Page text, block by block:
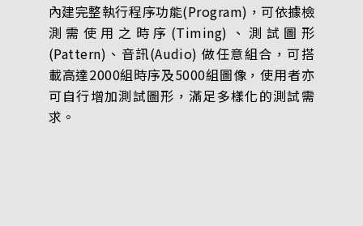
內建完整執行程序功能(Program)，可依據檢
測需使用之時序(Timing)、測試圖形
(Pattern)、音訊(Audio) 做任意組合，可搭
載高達2000組時序及5000組圖像，使用者亦
可自行增加測試圖形，滿足多樣化的測試需
求。